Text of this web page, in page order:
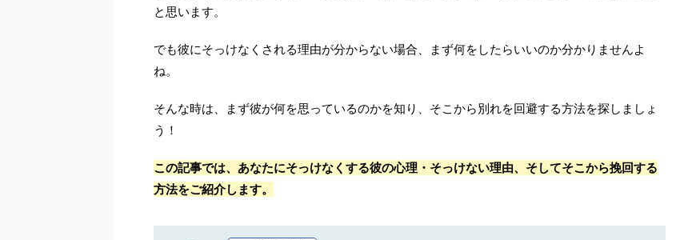
と思います。
でも彼にそっけなくされる理由が分からない場合、まず何をしたらいいのか分かりませんよ
ね。
そんな時は、まず彼が何を思っているのかを知り、そこから別れを回避する方法を探しましょ
う！
この記事では、あなたにそっけなくする彼の心理・そっけない理由、そしてそこから挽回する
方法をご紹介します。